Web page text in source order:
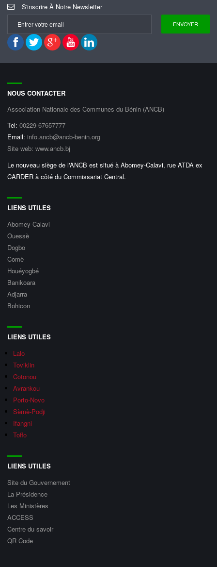
S'inscrire À Notre Newsletter
NOUS CONTACTER
Association Nationale des Communes du Bénin (ANCB)
Tel: 00229 67657777
Email: info.ancb@ancb-benin.org
Site web: www.ancb.bj
Le nouveau siège de l'ANCB est situé à Abomey-Calavi, rue ATDA ex
CARDER à côté du Commissariat Central.
LIENS UTILES
Abomey-Calavi
Ouessè
Dogbo
Comè
Houéyogbé
Banikoara
Adjarra
Bohicon
LIENS UTILES
Lalo
Toviklin
Cotonou
Avrankou
Porto-Novo
Sèmè-Podji
Ifangni
Toffo
LIENS UTILES
Site du Gouvernement
La Présidence
Les Ministères
ACCESS
Centre du savoir
QR Code